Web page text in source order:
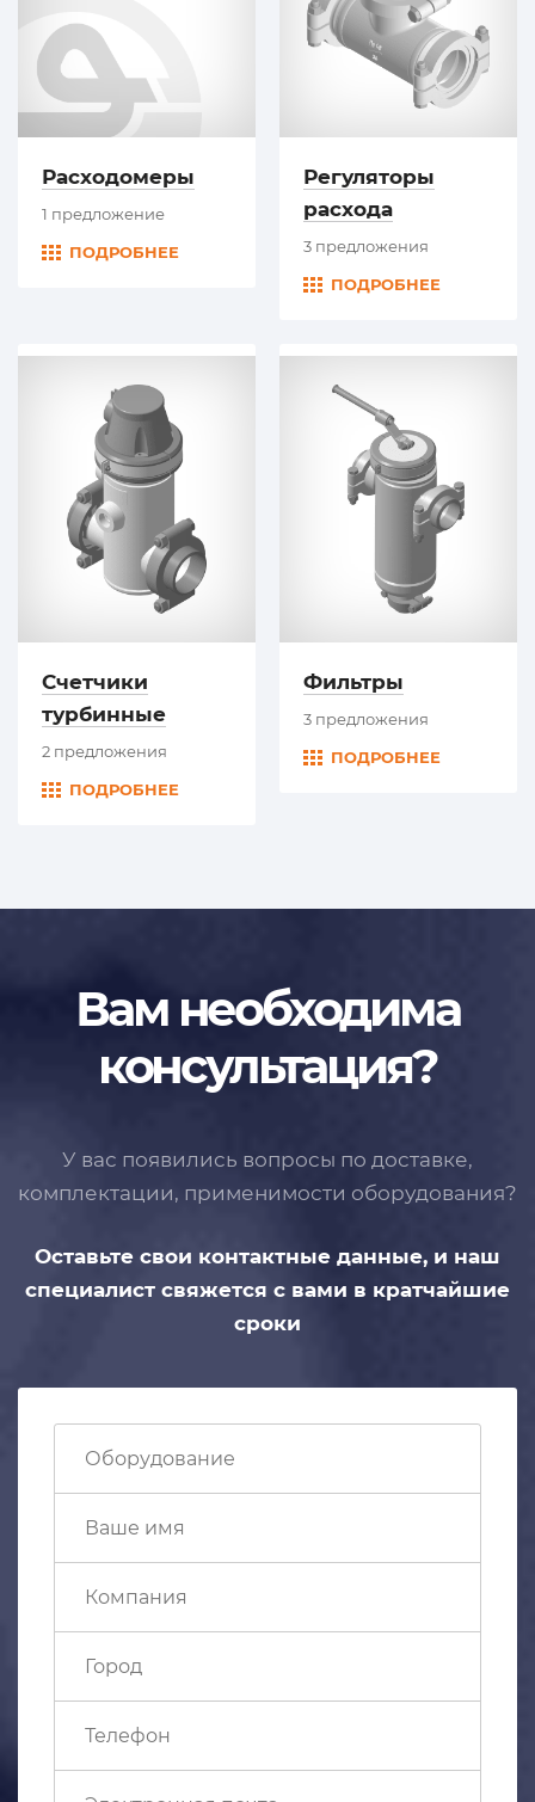
Расходомеры
1 предложение
ПОДРОБНЕЕ
Регуляторы
расхода
3 предложения
ПОДРОБНЕЕ
Счетчики
турбинные
2 предложения
ПОДРОБНЕЕ
Фильтры
3 предложения
ПОДРОБНЕЕ
Вам необходима
консультация?
У вас появились вопросы по доставке,
комплектации, применимости оборудования?
Оставьте свои контактные данные, и наш
специалист свяжется с вами в кратчайшие
сроки